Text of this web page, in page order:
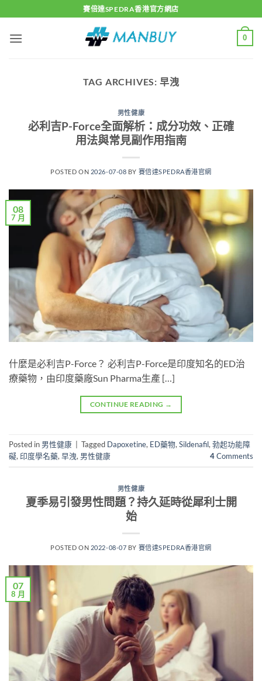
to
content
賽倍達SPEDRA香港官方網店
0
TAG ARCHIVES: 早洩
男性健康
必利吉P-Force全面解析：成分功效、正確
用法與常見副作用指南
POSTED ON 2026-07-08 BY 賽倍達SPEDRA香港官網
08
7 月
什麼是必利吉P-Force？ 必利吉P-Force是印度知名的ED治
療藥物，由印度藥廠Sun Pharma生產 […]
CONTINUE READING →
Posted in 男性健康 Tagged Dapoxetine, ED藥物,Sildenafil,勃起功能障
礙,印度學名藥,早洩, 男性健康 4Comments
男性健康
夏季易引發男性問題？持久延時從犀利士開
始
POSTED ON 2022-08-07 BY 賽倍達SPEDRA香港官網
07
8 月